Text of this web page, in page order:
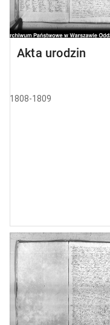
Akta urodzin
1808-1809